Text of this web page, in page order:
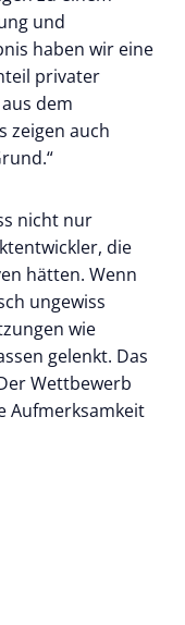
und
haben wir eine
privater
dem
zeigen auch
nicht nur
die
hätten. Wenn
ungewiss
wie
gelenkt. Das
Wettbewerb
Aufmerksamkeit